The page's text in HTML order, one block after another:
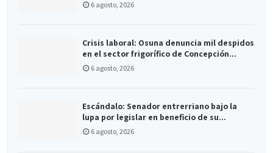
6 agosto, 2026
Crisis laboral: Osuna denuncia mil despidos
en el sector frigorífico de Concepción...
6 agosto, 2026
Escándalo: Senador entrerriano bajo la
lupa por legislar en beneficio de su...
6 agosto, 2026